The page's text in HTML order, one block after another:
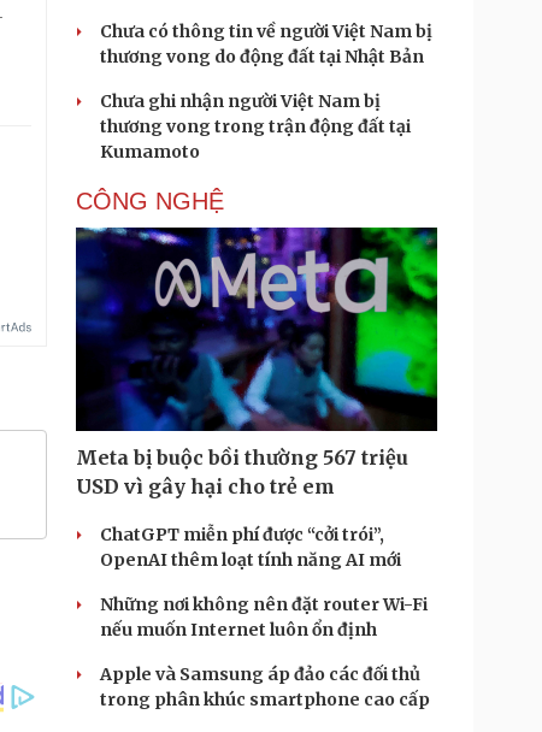
Chưa có thông tin về người Việt Nam bị
thương vong do động đất tại Nhật Bản
Chưa ghi nhận người Việt Nam bị
thương vong trong trận động đất tại
Kumamoto
CÔNG NGHỆ
Meta bị buộc bồi thường 567 triệu
USD vì gây hại cho trẻ em
ChatGPT miễn phí được “cởi trói”,
OpenAI thêm loạt tính năng AI mới
Những nơi không nên đặt router Wi-Fi
nếu muốn Internet luôn ổn định
Apple và Samsung áp đảo các đối thủ
trong phân khúc smartphone cao cấp